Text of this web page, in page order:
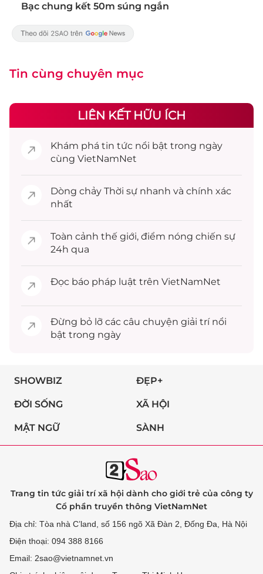
Bạc chung kết 50m súng ngắn
Tin cùng chuyên mục
LIÊN KẾT HỮU ÍCH
Khám phá tin tức nổi bật trong ngày
cùng VietNamNet
Dòng chảy Thời sự nhanh và chính xác
nhất
Toàn cảnh thế giới, điểm nóng chiến sự
24h qua
Đọc báo pháp luật trên VietNamNet
Đừng bỏ lỡ các câu chuyện giải trínổi
bật trong ngày
SHOWBIZ ĐẸP+
ĐỜI SỐNG XÃ HỘI
MẬT NGỮ SÀNH
Trang tin tức giải trí xã hội dành cho giới trẻ của công ty
Cổ phần truyền thông VietNamNet
Địa chỉ: Tòa nhà C’land, số 156 ngõ Xã Đàn 2, Đống Đa, Hà Nội
Điện thoại: 094 388 8166
Email: 2sao@vietnamnet.vn